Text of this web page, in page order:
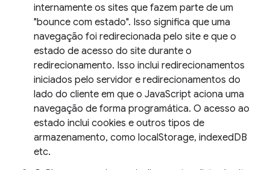
internamente os sites que fazem parte de um
"bounce com estado". Isso significa que uma
navegação foi redirecionada pelo site e que o
estado de acesso do site durante o
redirecionamento. Isso inclui redirecionamentos
iniciados pelo servidor e redirecionamentos do
lado do cliente em que o JavaScript aciona uma
navegação de forma programática. O acesso ao
estado inclui cookies e outros tipos de
armazenamento, como localStorage, indexedDB
etc.